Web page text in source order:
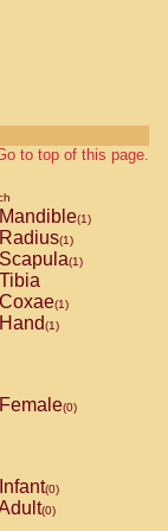
to top of this page.
Mandible(1)
Radius(1)
Scapula(1)
Tibia
Coxae(1)
Hand(1)
Female(0)
Infant(0)
(0)